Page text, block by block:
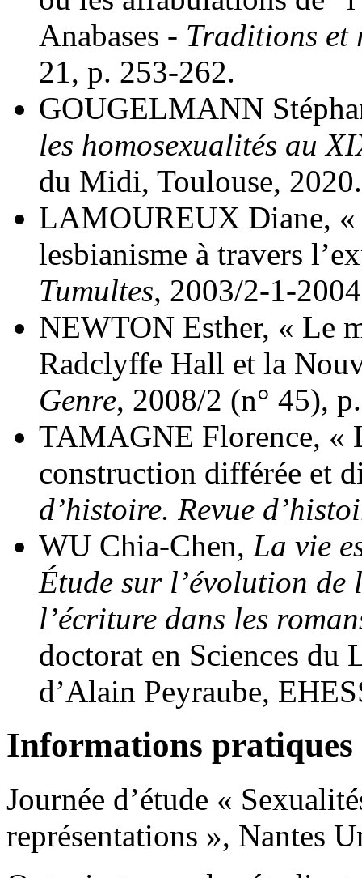
Anabases - Traditions et
21, p. 253-262.
GOUGELMANN
les homosexualités au
du Midi, Toulouse, 2020.
LAMOUREUX Diane, «
lesbianisme à travers
Tumultes, 2003/2-1-
NEWTON Esther, « Le
Radclyffe Hall et la
Genre, 2008/2 (n° 45),
TAMAGNE Florence, «
construction différée et
d’histoire. Revue
WU Chia-Chen, La vie
Étude sur l’évolution
l’écriture dans les
doctorat en Sciences du
d’Alain Peyraube,
Informations pratiques
Journée d’étude «
représentations », Nantes